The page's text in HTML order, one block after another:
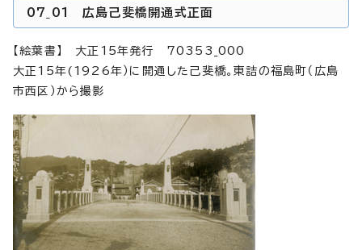
07_01 広島己斐橋開通式正面
【絵葉書】 大正15年発行 70353_000
大正15年(1926年）に開通した己斐橋。東詰の福島町（広島
市西区）から撮影